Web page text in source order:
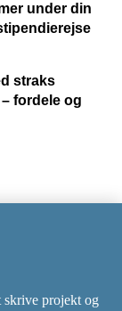
under din
straks
fordele og
skrive projekt og